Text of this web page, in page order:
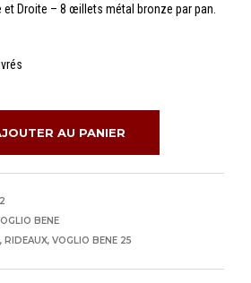
et Droite – 8 œillets métal bronze par pan.
AU PANIER
BENE
, RIDEAUX, VOGLIO BENE 25